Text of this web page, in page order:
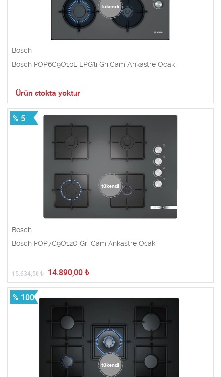
Bosch
Bosch POP6C9O10L LPG'li Gri Cam Ankastre Ocak
Ürün stokta yoktur
% 5
Bosch
Bosch POP7C9O12O Gri Cam Ankastre Ocak
15.634,50₺ 14.890,00 ₺
% 100